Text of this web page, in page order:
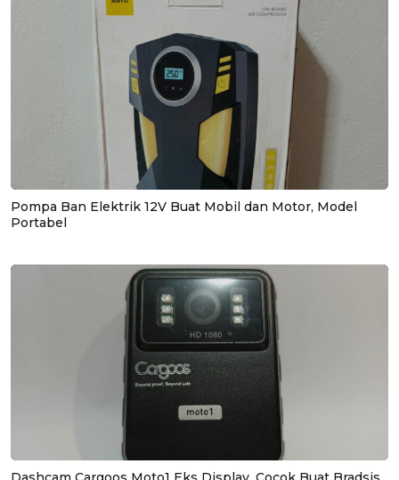
Pompa Ban Elektrik 12V Buat Mobil dan Motor, Model
Portabel